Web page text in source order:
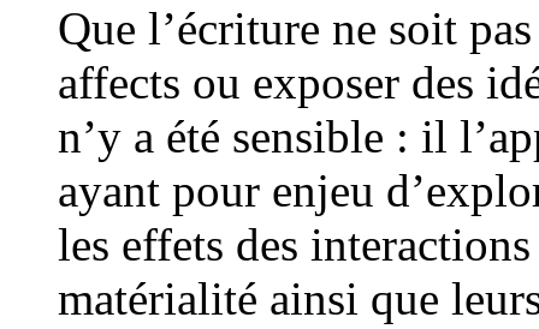
Que l’écriture ne soit
affects ou exposer des
n’y a été sensible : il
ayant pour enjeu
les effets des
matérialité ainsi que